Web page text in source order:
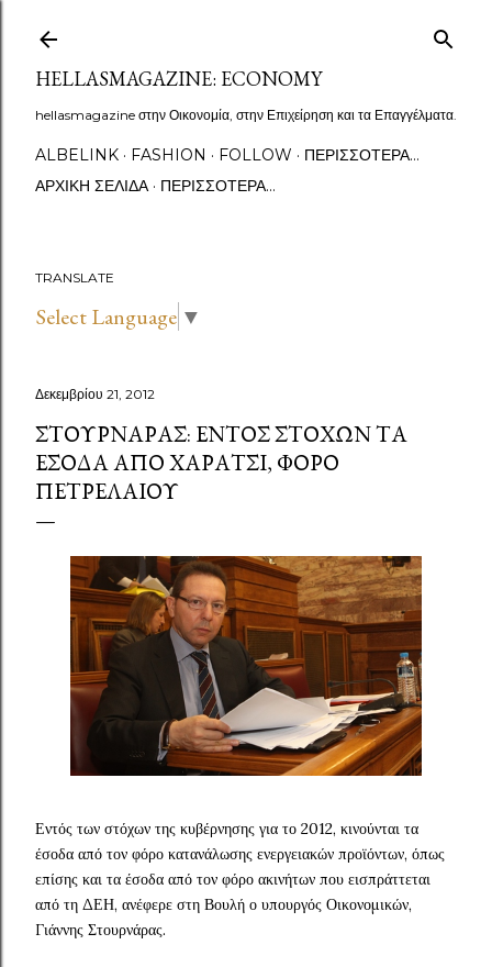
HELLASMAGAZINE: ECONOMY
hellasmagazine στην Οικονομία, στην Επιχείρηση και τα Επαγγέλματα.
ALBELINK FASHION FOLLOW
ΠΕΡΙΣΣΌΤΕΡΑ…
ΑΡΧΙΚΉ ΣΕΛΊΔΑ
ΠΕΡΙΣΣΌΤΕΡΑ…
TRANSLATE
Select Language ▼
Δεκεμβρίου 21, 2012
ΣΤΟΥΡΝΆΡΑΣ: ΕΝΤΌΣ ΣΤΌΧΩΝ ΤΑ
ΈΣΟΔΑ ΑΠΌ ΧΑΡΆΤΣΙ, ΦΌΡΟ
ΠΕΤΡΕΛΑΊΟΥ
Εντός των στόχων της κυβέρνησης για το 2012, κινούνται τα
έσοδα από τον φόρο κατανάλωσης ενεργειακών προϊόντων, όπως
επίσης και τα έσοδα από τον φόρο ακινήτων που εισπράττεται
από τη ΔΕΗ, ανέφερε στη Βουλή ο υπουργός Οικονομικών,
Γιάννης Στουρνάρας.